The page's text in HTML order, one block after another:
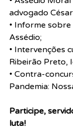
advogado
• Informe sobre
Assédio;
• Intervenções
Ribeirão Preto,
• Contra-
Pandemia:
Participe,
luta!